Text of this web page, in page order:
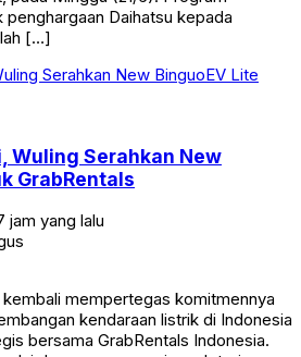
Daihatsu kepada
[…]
Wuling Serahkan New
GrabRentals
jam yang lalu
mempertegas komitmennya
kendaraan listrik di Indonesia
bersama GrabRentals Indonesia.